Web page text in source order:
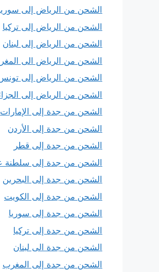
الشحن من الرياض إلى
الشحن من الرياض إلى تركيا
الشحن من الرياض إلى لبنان
الشحن من الرياض الى
الشحن من الرياض إلى
الشحن من الرياض إلى
الشحن من جدة إلى الإمارات
الشحن من جدة إلى الأردن
الشحن من جدة إلى قطر
الشحن من جدة إلى سلطنة
الشحن من جدة إلى البحرين
الشحن من جدة إلى الكويت
الشحن من جدة إلى سوريا
الشحن من جدة إلى تركيا
الشحن من جدة الى لبنان
الشحن من جدة إلى المغرب